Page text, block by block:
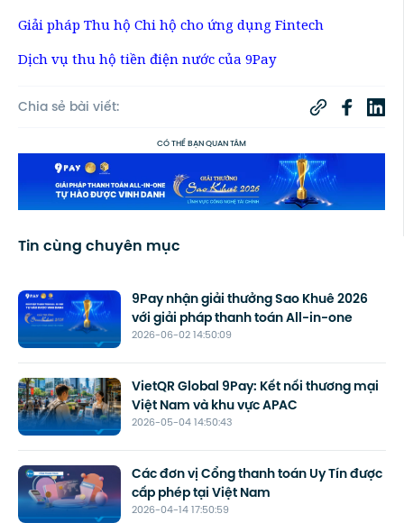
Giải pháp Thu hộ Chi hộ cho ứng dụng Fintech
Dịch vụ thu hộ tiền điện nước của 9Pay
Chia sẻ bài viết:
CÓ THỂ BẠN QUAN TÂM
Tin cùng chuyên mục
2026-06-02 14:50:09
9Pay nhận giải thưởng Sao Khuê 2026
với giải pháp thanh toán All-in-one
2026-05-04 14:50:43
VietQR Global 9Pay: Kết nối thương mại
Việt Nam và khu vực APAC
2026-04-14 17:50:59
Các đơn vị Cổng thanh toán Uy Tín được
cấp phép tại Việt Nam